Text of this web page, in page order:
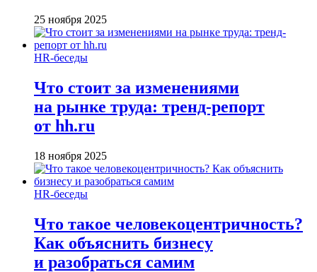
25 ноября 2025
HR-беседы
Что стоит за изменениями
на рынке труда: тренд-репорт
от hh.ru
18 ноября 2025
HR-беседы
Что такое человеко­центричность?
Как объяснить бизнесу
и разобраться самим